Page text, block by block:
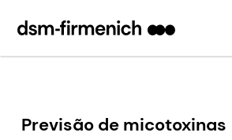
Protegendo a Qualidade da
Eubióticos
Pré-misturas
Detecção de Micotoxina
FarmTell®
Ferramentas
Contaminação por micotoxinas
Nós Tornamos Isso Possível
Seis Desafios da Sustentabilidade
Downloads
Previsão de micotoxinas